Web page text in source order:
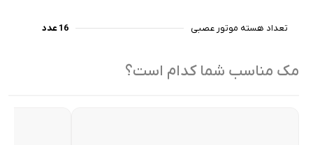
تعداد هسته موتور عصبی 16 عدد
مک مناسب شما کدام است؟